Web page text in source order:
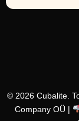
© 2026 Cubalite.
Company OÜ |